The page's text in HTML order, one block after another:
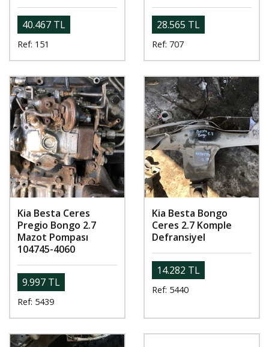
40.467 TL
Ref: 151
28.565 TL
Ref: 707
Kia Besta Ceres
Pregio Bongo 2.7
Mazot Pompası
104745-4060
9.997 TL
Ref: 5439
Kia Besta Bongo
Ceres 2.7 Komple
Defransiyel
14.282 TL
Ref: 5440